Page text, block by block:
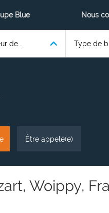
Blue Nous
de... Type de
Être appelé(e)
Woippy,